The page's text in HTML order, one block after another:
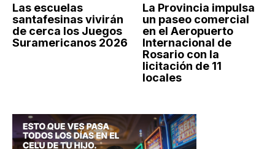
Las escuelas
santafesinas vivirán
de cerca los Juegos
Suramericanos 2026
La Provincia impulsa
un paseo comercial
en el Aeropuerto
Internacional de
Rosario con la
licitación de 11
locales